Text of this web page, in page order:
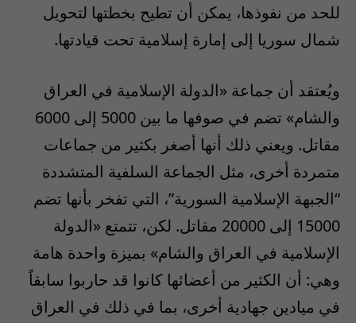
للحد من نفوذها، يمكن أن تطيح بخطتها لتحويل
شمال سوريا إلى إمارة إسلامية تحت قيادتها.
ويُعتقد أن جماعة «الدولة الإسلامية في العراق
والشام» تضم في صوفها ما بين 5000 إلى 6000
مقاتل. ويعني ذلك أنها أصغر بكثير من جماعات
متمردة أخرى، مثل الجماعة السلفية المتشددة
“الجبهة الإسلامية السورية”، التي تفخر بأنها تضم
15000 إلى 20000 مقاتل. لكن، تتمتع «الدولة
الإسلامية في العراق والشام» بميزة واحدة هامة
وهي: أن الكثير من أعضائها كانوا قد حاربوا سابقاً
في ميادين جهادية أخرى، بما في ذلك في العراق